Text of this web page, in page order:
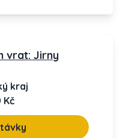
vrat: Jirny
kraj
Kč